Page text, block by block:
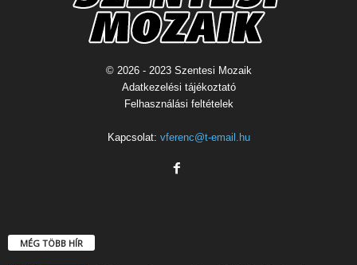
© 2026 - 2023 Szentesi Mozaik
Adatkezelési tájékoztató
Felhasználási feltételek
Kapcsolat: vferenc@t-email.hu
MÉG TÖBB HÍR